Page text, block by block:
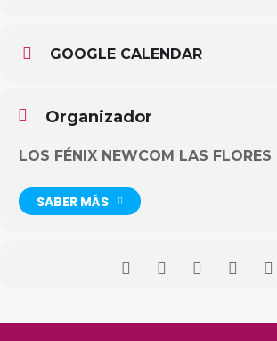
GOOGLE CALENDAR
Organizador
LOS FÉNIX NEWCOM LAS FLORES
SABER MÁS